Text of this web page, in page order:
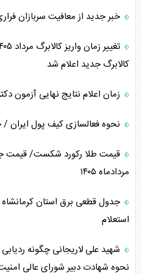
خبر جدید از معافیت سربازان فراری
کالابرگ جدید اعلام شد
زمان اعلام نتایج نهایی آزمون دکتری
نحوه فعالسازی کیف پول ایران
مردادماه ۱۴۰۵
استعلام
شهید علی لاریجانی چگونه
نحوه شهادت دبیر شورای عالی